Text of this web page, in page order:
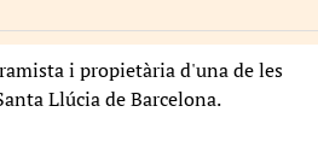
i propietària d'una de les
Llúcia de Barcelona.